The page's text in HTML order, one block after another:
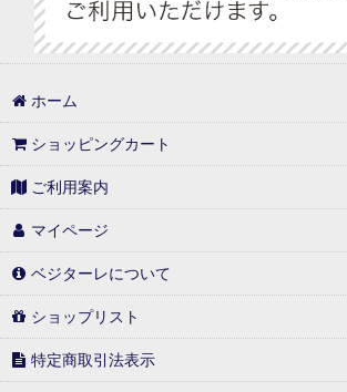
べジターレ ノンアルコールスパークリング特集
1,000円以内
1,000円台の可愛いギフト
1,001円〜3,000円
5,001円〜10,000円
10,001円以上
常温(冷蔵)と同梱可能商品
ホーム
ショッピングカート
ご利用案内
マイページ
ベジターレについて
ショップリスト
特定商取引法表示